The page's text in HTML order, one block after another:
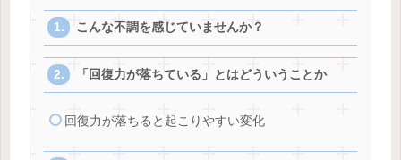
こんな不調を感じていませんか？
「回復力が落ちている」とはどういうことか
回復力が落ちると起こりやすい変化